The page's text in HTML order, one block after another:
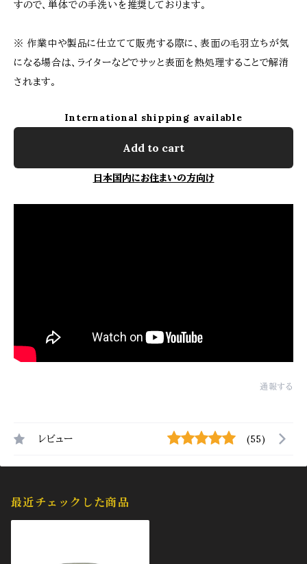
すので、単体での手洗いを推奨しております。
※ 作業中や製品に仕立てて販売する際に、表面の毛羽立ちが気
になる場合は、ライターなどでサッと表面を熱処理することで解消
されます。
International shipping available
Add to cart
日本国内にお住まいの方向け
通報する
レビュー (55)
最近チェックした商品